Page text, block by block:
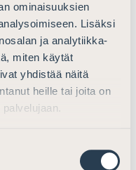
ominaisuuksien
Lisäksi
ja analytiikka-
miten käytät
yhdistää näitä
heille tai joita on
saattaisi
kannustimiin
hallinnan
rajausta
mahdollisuuden